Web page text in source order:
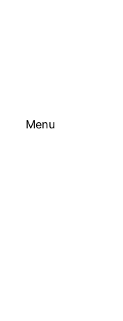
Menu